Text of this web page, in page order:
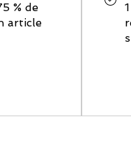
% de
article